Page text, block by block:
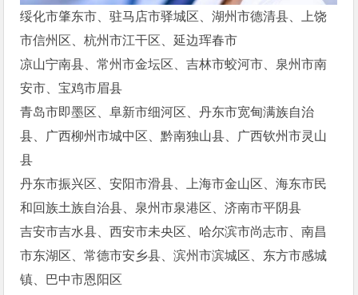
绥化市肇东市、驻马店市驿城区、湖州市德清县、上饶
市信州区、杭州市江干区、延边珲春市
凉山宁南县、常州市金坛区、吉林市蛟河市、泉州市南
安市、宝鸡市眉县
青岛市即墨区、阜新市细河区、丹东市宽甸满族自治
县、广西柳州市城中区、黔南独山县、广西钦州市灵山
县
丹东市振兴区、安阳市滑县、上海市金山区、海东市民
和回族土族自治县、泉州市泉港区、济南市平阴县
吉安市吉水县、西安市未央区、哈尔滨市尚志市、南昌
市东湖区、常德市安乡县、滨州市滨城区、东方市感城
镇、巴中市恩阳区